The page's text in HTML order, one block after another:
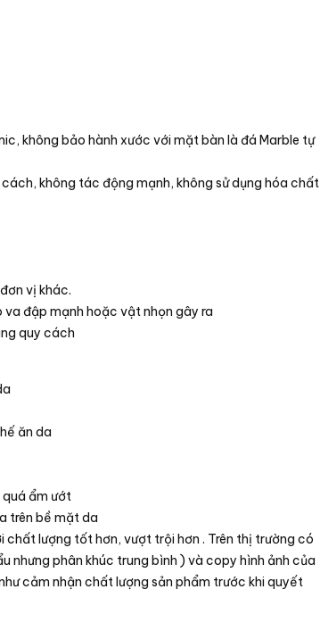
không bảo hành xước với mặt bàn là đá Marble tự
không tác động mạnh, không sử dụng hóa chất
vị khác.
va đập mạnh hoặc vật nhọn gây ra
quy cách
ăn da
quá ẩm ướt
trên bề mặt da
chất lượng tốt hơn, vượt trội hơn . Trên thị trường có
nhưng phân khúc trung bình ) và copy hình ảnh của
cảm nhận chất lượng sản phẩm trước khi quyết